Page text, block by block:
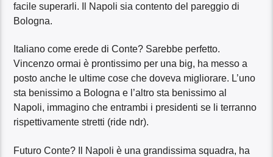
facile superarli. Il Napoli sia contento del pareggio di
Bologna.
Italiano come erede di Conte? Sarebbe perfetto.
Vincenzo ormai è prontissimo per una big, ha messo a
posto anche le ultime cose che doveva migliorare. L’uno
sta benissimo a Bologna e l’altro sta benissimo al
Napoli, immagino che entrambi i presidenti se li terranno
rispettivamente stretti (ride ndr).
Futuro Conte? Il Napoli è una grandissima squadra, ha